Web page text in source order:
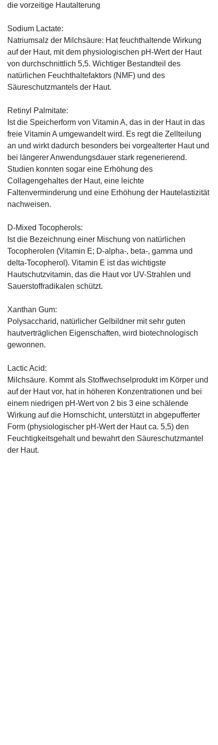
die vorzeitige Hautalterung
Sodium Lactate:
Natriumsalz der Milchsäure: Hat feuchthaltende Wirkung
auf der Haut, mit dem physiologischen pH-Wert der Haut
von durchschnittlich 5,5. Wichtiger Bestandteil des
natürlichen Feuchthaltefaktors (NMF) und des
Säureschutzmantels der Haut.
Retinyl Palmitate:
Ist die Speicherform von Vitamin A, das in der Haut in das
freie Vitamin A umgewandelt wird. Es regt die Zellteilung
an und wirkt dadurch besonders bei vorgealterter Haut und
bei längerer Anwendungsdauer stark regenerierend.
Studien konnten sogar eine Erhöhung des
Collagengehaltes der Haut, eine leichte
Faltenverminderung und eine Erhöhung der Hautelastizität
nachweisen.
D-Mixed Tocopherols:
Ist die Bezeichnung einer Mischung von natürlichen
Tocopherolen (Vitamin E; D-alpha-, beta-, gamma und
delta-Tocopherol). Vitamin E ist das wichtigste
Hautschutzvitamin, das die Haut vor UV-Strahlen und
Sauerstoffradikalen schützt.
Xanthan Gum:
Polysaccharid, natürlicher Gelbildner mit sehr guten
hautverträglichen Eigenschaften, wird biotechnologisch
gewonnen.
Lactic Acid:
Milchsäure. Kommt als Stoffwechselprodukt im Körper und
auf der Haut vor, hat in höheren Konzentrationen und bei
einem niedrigen pH-Wert von 2 bis 3 eine schälende
Wirkung auf die Hornschicht, unterstützt in abgepufferter
Form (physiologischer pH-Wert der Haut ca. 5,5) den
Feuchtigkeitsgehalt und bewahrt den Säureschutzmantel
der Haut.